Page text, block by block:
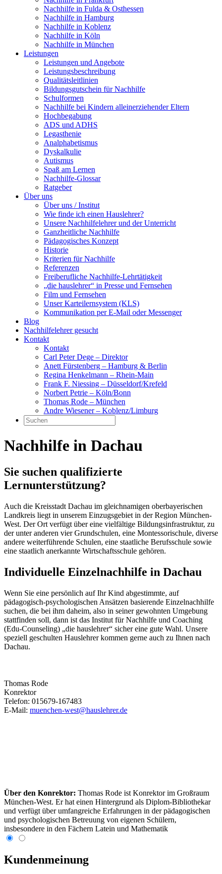
Nachhilfe in Fulda & Osthessen
Nachhilfe in Hamburg
Nachhilfe in Koblenz
Nachhilfe in Köln
Nachhilfe in München
Leistungen
Leistungen und Angebote
Leistungsbeschreibung
Qualitätsleitlinien
Bildungsgutschein für Nachhilfe
Schulformen
Nachhilfe bei Kindern alleinerziehender Eltern
Hochbegabung
ADS und ADHS
Legasthenie
Analphabetismus
Dyskalkulie
Autismus
Spaß am Lernen
Nachhilfe-Glossar
Ratgeber
Über uns
Über uns / Institut
Wie finde ich einen Hauslehrer?
Unsere Nachhilfelehrer und der Unterricht
Ganzheitliche Nachhilfe
Pädagogisches Konzept
Historie
Kriterien für Nachhilfe
Referenzen
Freiberufliche Nachhilfe-Lehrtätigkeit
„die hauslehrer“ in Presse und Fernsehen
Film und Fernsehen
Unser Karteilernsystem (KLS)
Kommunikation per E-Mail oder Messenger
Blog
Nachhilfelehrer gesucht
Kontakt
Kontakt
Carl Peter Dege – Direktor
Anett Fürstenberg – Hamburg & Berlin
Regina Henkelmann – Rhein-Main
Frank F. Niessing – Düsseldorf/Krefeld
Norbert Petrie – Köln/Bonn
Thomas Rode – München
Andre Wiesener – Koblenz/Limburg
Nachhilfe in Dachau
Sie suchen qualifizierte
Lernunterstützung?
Auch die Kreisstadt Dachau im gleichnamigen oberbayerischen
Landkreis liegt in unserem Einzugsgebiet in der Region München-
West. Der Ort verfügt über eine vielfältige Bildungsinfrastruktur, zu
der unter anderen vier Grundschulen, eine Montessorischule, diverse
andere weiterführende Schulen, eine staatliche Berufsschule sowie
eine staatlich anerkannte Wirtschaftsschule gehören.
Individuelle Einzelnachhilfe in Dachau
Wenn Sie eine persönlich auf Ihr Kind abgestimmte, auf
pädagogisch-psychologischen Ansätzen basierende Einzelnachhilfe
suchen, die bei ihm daheim, also in seiner gewohnten Umgebung
stattfinden soll, dann ist das Institut für Nachhilfe und Coaching
(Edu-Counseling) „die hauslehrer“ sicher eine gute Wahl. Unsere
speziell geschulten Hauslehrer kommen gerne auch zu Ihnen nach
Dachau.
Thomas Rode
Konrektor
Telefon: 015679-167483
E-Mail: muenchen-west@hauslehrer.de
Über den Konrektor: Thomas Rode ist Konrektor im Großraum
München-West. Er hat einen Hintergrund als Diplom-Bibliothekar
und verfügt über umfangreiche Erfahrungen in der pädagogischen
und psychologischen Betreuung von eigenen Schülern,
insbesondere in den Fächern Latein und Mathematik
Kundenmeinung